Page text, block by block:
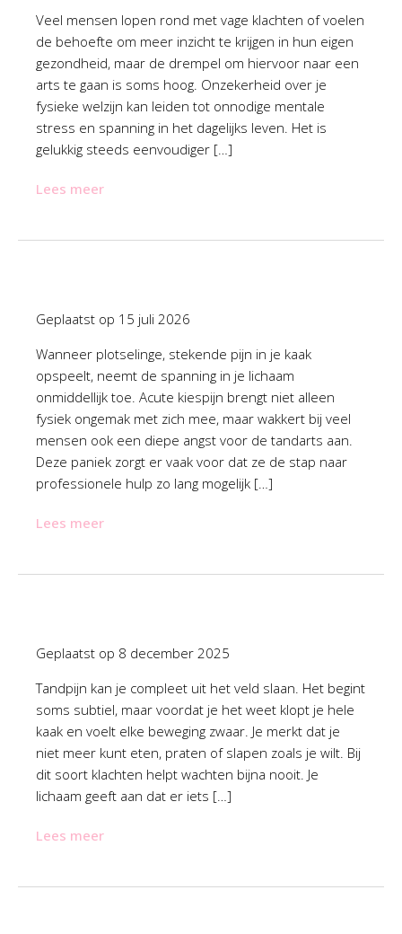
Veel mensen lopen rond met vage klachten of voelen
de behoefte om meer inzicht te krijgen in hun eigen
gezondheid, maar de drempel om hiervoor naar een
arts te gaan is soms hoog. Onzekerheid over je
fysieke welzijn kan leiden tot onnodige mentale
stress en spanning in het dagelijks leven. Het is
gelukkig steeds eenvoudiger […]
Lees meer
Geplaatst op 15 juli 2026
Wanneer plotselinge, stekende pijn in je kaak
opspeelt, neemt de spanning in je lichaam
onmiddellijk toe. Acute kiespijn brengt niet alleen
fysiek ongemak met zich mee, maar wakkert bij veel
mensen ook een diepe angst voor de tandarts aan.
Deze paniek zorgt er vaak voor dat ze de stap naar
professionele hulp zo lang mogelijk […]
Lees meer
Geplaatst op 8 december 2025
Tandpijn kan je compleet uit het veld slaan. Het begint
soms subtiel, maar voordat je het weet klopt je hele
kaak en voelt elke beweging zwaar. Je merkt dat je
niet meer kunt eten, praten of slapen zoals je wilt. Bij
dit soort klachten helpt wachten bijna nooit. Je
lichaam geeft aan dat er iets […]
Lees meer